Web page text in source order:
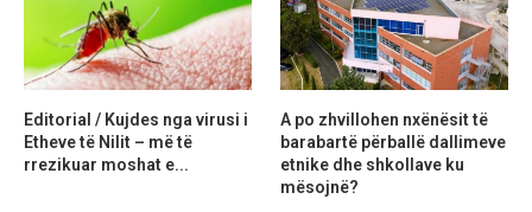
Editorial / Kujdes nga virusi i
Etheve të Nilit – më të
rrezikuar moshat e...
A po zhvillohen nxënësit të
barabartë përballë dallimeve
etnike dhe shkollave ku
mësojnë?